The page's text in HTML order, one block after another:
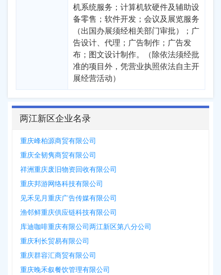
机系统服务；计算机软硬件及辅助设
备零售；软件开发；会议及展览服务
（出国办展须经相关部门审批）；广
告设计、代理；广告制作；广告发
布；图文设计制作。（除依法须经批
准的项目外，凭营业执照依法自主开
展经营活动）
两江新区企业名录
重庆峰柏源商贸有限公司
重庆全韧隽商贸有限公司
祥洲重庆废旧物资回收有限公司
重庆邦游网络科技有限公司
见禾见月重庆广告传媒有限公司
渔邻鲜重庆供应链科技有限公司
库迪咖啡重庆有限公司两江新区第八分公司
重庆利长贸易有限公司
重庆群容汇商贸有限公司
重庆晚禾叙餐饮管理有限公司